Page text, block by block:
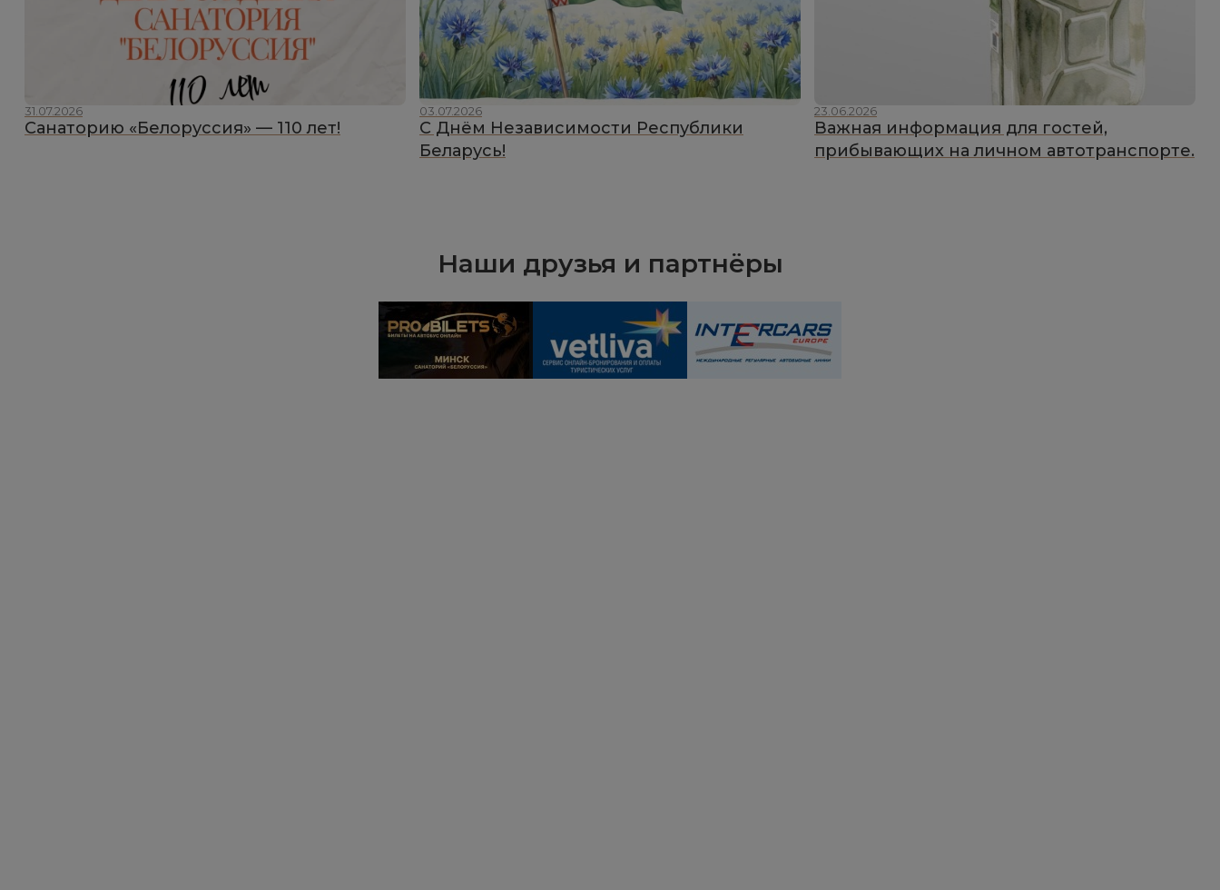
31.07.2026
Санаторию «Белоруссия» — 110 лет!
03.07.2026
С Днём Независимости Республики
Беларусь!
23.06.2026
Важная информация для гостей,
прибывающих на личном автотранспорте.
Наши друзья и партнёры